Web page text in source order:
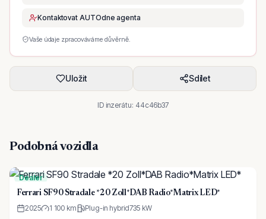
Kontaktovat AUTOdne agenta
Vaše údaje zpracováváme důvěrně.
Uložit Sdílet
ID inzerátu: 44c46b37
Podobná vozidla
Dealer
Ferrari SF90 Stradale *20 Zoll*DAB Radio*Matrix LED*
2025 1 100 km Plug-in hybrid735 kW